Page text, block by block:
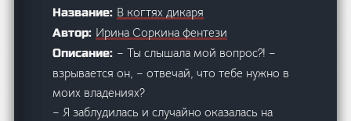
Название: В когтях дикаря
Автор: Ирина Соркина фентези
Описание: – Ты слышала мой вопрос?! –
взрывается он, – отвечай, что тебе нужно в
моих владениях?
– Я заблудилась и случайно оказалась на